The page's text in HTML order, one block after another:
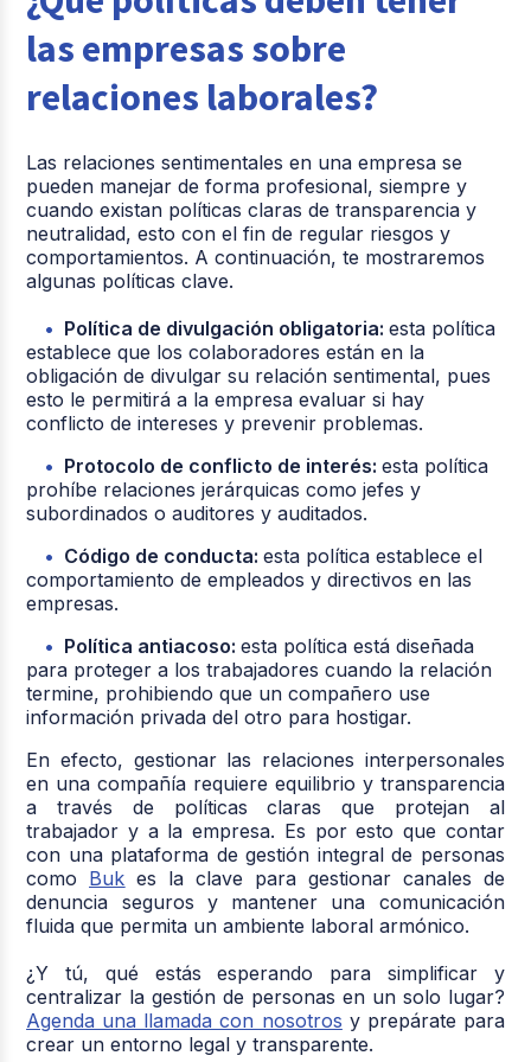
las empresas sobre
relaciones laborales?
Las relaciones sentimentales en una empresa se
pueden manejar de forma profesional, siempre y
cuando existan políticas claras de transparencia y
neutralidad, esto con el fin de regular riesgos y
comportamientos. A continuación, te mostraremos
algunas políticas clave.
Política de divulgación obligatoria:esta política
establece que los colaboradores están en la
obligación de divulgar su relación sentimental, pues
esto le permitirá a la empresa evaluar si hay
conflicto de intereses y prevenir problemas.
Protocolo de conflicto de interés:esta política
prohíbe relaciones jerárquicas como jefes y
subordinados o auditores y auditados.
Código de conducta:esta política establece el
comportamiento de empleados y directivos en las
empresas.
Política antiacoso:esta política está diseñada
para proteger a los trabajadores cuando la relación
termine, prohibiendo que un compañero use
información privada del otro para hostigar.
En efecto, gestionar las relaciones interpersonales
en una compañía requiere equilibrio y transparencia
a través de políticas claras que protejan al
trabajador y a la empresa. Es por esto que contar
con una plataforma de gestión integral de personas
como Buk es la clave para gestionar canales de
denuncia seguros y mantener una comunicación
fluida que permita un ambiente laboral armónico.
¿Y tú, qué estás esperando para simplificar y
centralizar la gestión de personas en un solo lugar?
Agenda una llamada con nosotros y prepárate para
crear un entorno legal y transparente.